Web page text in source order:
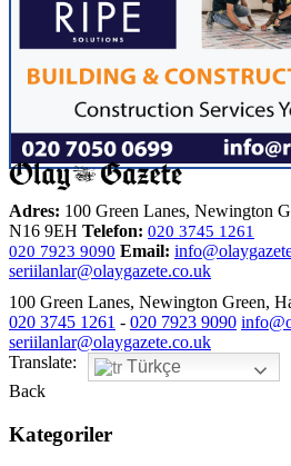
Adres: 100 Green Lanes, Newington
N16 9EH Telefon: 020 3745 1261
020 7923 9090 Email:
seriilanlar@olaygazete.co.uk
100 Green Lanes, Newington Green,
020 3745 1261 - 020 7923 9090
seriilanlar@olaygazete.co.uk
Translate:
Türkçe
Back
Kategoriler